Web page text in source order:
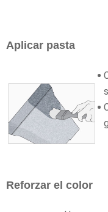
Aplicar pasta
Reforzar el color